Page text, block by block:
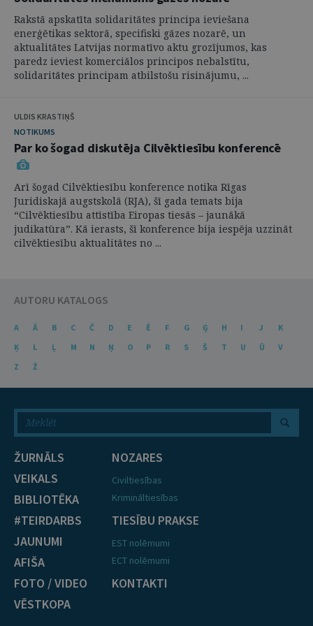
Rakstā apskatīta solidaritātes principa ieviešana
enerģētikas sektorā, specifiski gāzes nozarē, un
aktualitātes Latvijas normatīvo aktu grozījumos, kas
paredz ieviest komerciālos principos nebalstītu,
solidaritātes principam atbilstošu risinājumu, ...
ULDIS KRASTIŅŠ
NOTIKUMS
Par ko šogad diskutēja Cilvēktiesību konferencē
Arī šogad Cilvēktiesību konference notika Rīgas
Juridiskajā augstskolā (RJA), šī gada temats bija
“Cilvēktiesību attīstība Eiropas tiesās – jaunākā
judikatūra”. Kā ierasts, šī konference bija iespēja uzzināt
cilvēktiesību aktualitātes no ...
AUTORU KATALOGS
A Ā B C Č D E Ē F G Ģ H I J
K
Ķ
L Ļ M N Ņ O P R S Š T U Ū
V
Z
Ž
ŽURNĀLS
VEIKALS
BIBLIOTĒKA
#TEIRDARBS
JAUNUMI
AFIŠA
FOTO / VIDEO
VĒSTKOPA
NOZARES
Civiltiesības
Krimināltiesības
TIESĪBU PRAKSE
EST nolēmumi
ECT nolēmumi
KONTAKTI